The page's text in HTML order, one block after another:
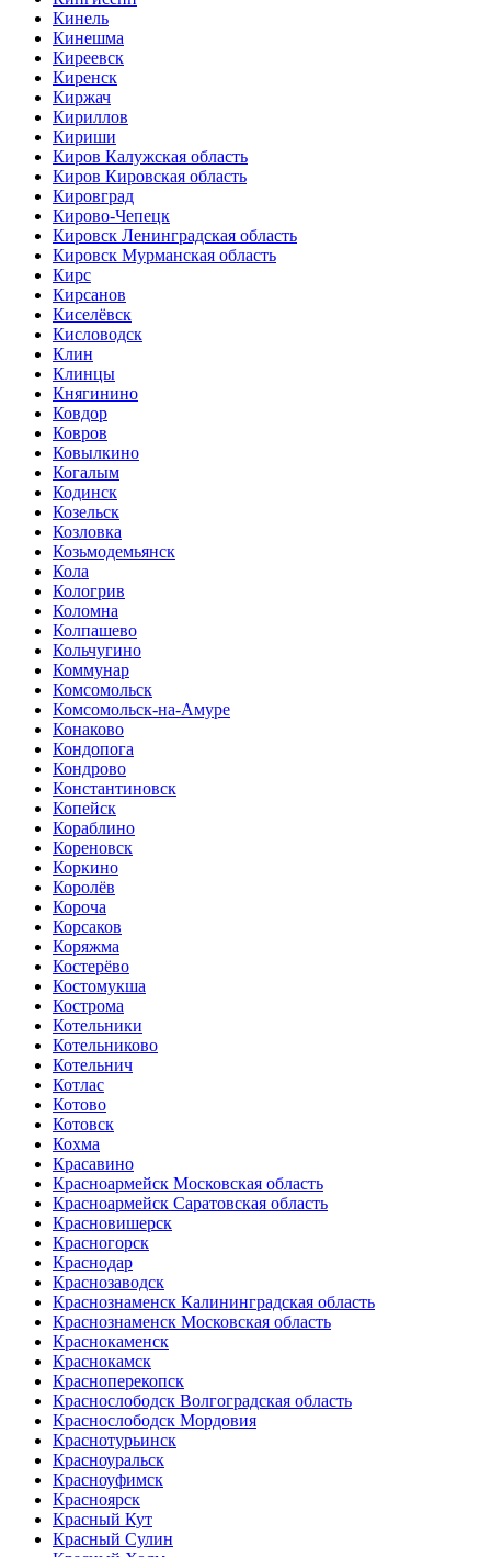
Кинель
Кинешма
Киреевск
Киренск
Киржач
Кириллов
Кириши
Киров Калужская область
Киров Кировская область
Кировград
Кирово-Чепецк
Кировск Ленинградская область
Кировск Мурманская область
Кирс
Кирсанов
Киселёвск
Кисловодск
Клин
Клинцы
Княгинино
Ковдор
Ковров
Ковылкино
Когалым
Кодинск
Козельск
Козловка
Козьмодемьянск
Кола
Кологрив
Коломна
Колпашево
Кольчугино
Коммунар
Комсомольск
Комсомольск-на-Амуре
Конаково
Кондопога
Кондрово
Константиновск
Копейск
Кораблино
Кореновск
Коркино
Королёв
Короча
Корсаков
Коряжма
Костерёво
Костомукша
Кострома
Котельники
Котельниково
Котельнич
Котлас
Котово
Котовск
Кохма
Красавино
Красноармейск Московская область
Красноармейск Саратовская область
Красновишерск
Красногорск
Краснодар
Краснозаводск
Краснознаменск Калининградская область
Краснознаменск Московская область
Краснокаменск
Краснокамск
Красноперекопск
Краснослободск Волгоградская область
Краснослободск Мордовия
Краснотурьинск
Красноуральск
Красноуфимск
Красноярск
Красный Кут
Красный Сулин